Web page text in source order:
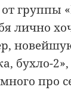
группы
лично
бухло-
про